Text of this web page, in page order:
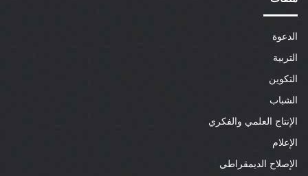
الدعوة
التربية
التكوين
الشباب
الإنتاج العلمي والفكري
الإعلام
الإصلاح الديمقراطي